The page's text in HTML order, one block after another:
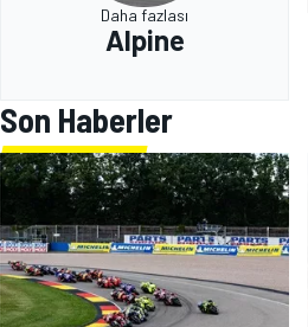
Daha fazlası
Alpine
Son Haberler